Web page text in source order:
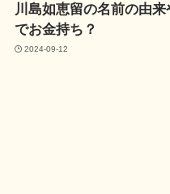
川島如恵留の名前の由
でお金持ち？
2024-09-12